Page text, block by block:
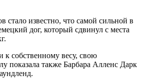
стало известно, что самой сильной в
дог, который сдвинул с места
собственному весу, свою
показала также Барбара Алленс Дарк